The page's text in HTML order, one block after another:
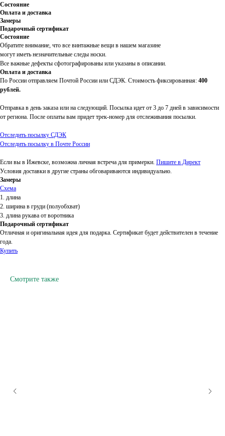
Состояние
Оплата и доставка
Замеры
Подарочный сертификат
Состояние
Обратите внимание, что все винтажные вещи в нашем магазине
могут иметь незначительные следы носки.
Все важные дефекты сфотографированы или указаны в описании.
Оплата и доставка
По России отправляем Почтой России или СДЭК. Стоимость фиксированная: 400
рублей.
Отправка в день заказа или на следующий. Посылка идет от 3 до 7 дней в зависимости
от региона. После оплаты вам придет трек-номер для отслеживания посылки.
Отследить посылку СДЭК
Отследить посылку в Почте России
Если вы в Ижевске, возможна личная встреча для примерки. Пишите в Директ
Условия доставки в другие страны обговариваются индивидуально.
Замеры
Схема
1. длина
2. ширина в груди (полуобхват)
3. длина рукава от воротника
Подарочный сертификат
Отличная и оригинальная идея для подарка. Сертификат будет действителен в течение
года.
Купить
Смотрите также